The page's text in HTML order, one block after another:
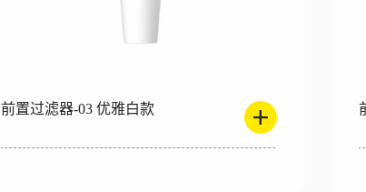
前置过滤器-03 优雅白款